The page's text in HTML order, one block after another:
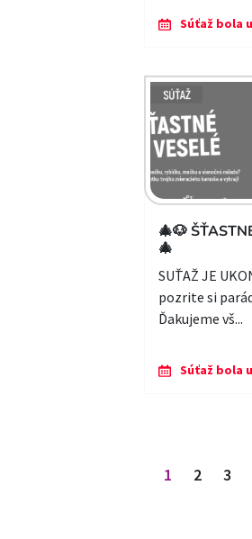
Súťaž bola
🎄🐶
🎄
SUŤAŽ JE
pozrite si
Ďakujeme vš...
Súťaž bola
1 2 3